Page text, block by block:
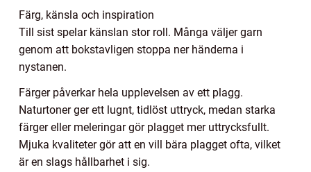
Färg, känsla och inspiration
Till sist spelar känslan stor roll. Många väljer garn
genom att bokstavligen stoppa ner händerna i
nystanen.
Färger påverkar hela upplevelsen av ett plagg.
Naturtoner ger ett lugnt, tidlöst uttryck, medan starka
färger eller meleringar gör plagget mer uttrycksfullt.
Mjuka kvaliteter gör att en vill bära plagget ofta, vilket
är en slags hållbarhet i sig.